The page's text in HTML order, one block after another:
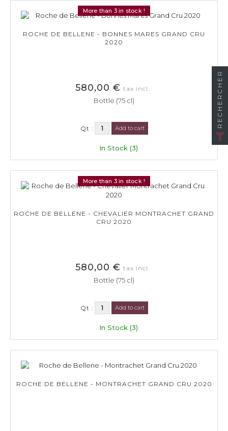
More than 3 in stock !
ROCHE DE BELLENE - BONNES MARES GRAND CRU
2020
580,00 € tax incl.
Bottle (75 cl)
Qt : Add to cart
In Stock (3)
More than 3 in stock !
ROCHE DE BELLENE - CHEVALIER MONTRACHET GRAND
CRU 2020
580,00 € tax incl.
Bottle (75 cl)
Qt : Add to cart
In Stock (3)
ROCHE DE BELLENE - MONTRACHET GRAND CRU 2020
RECHERCHER